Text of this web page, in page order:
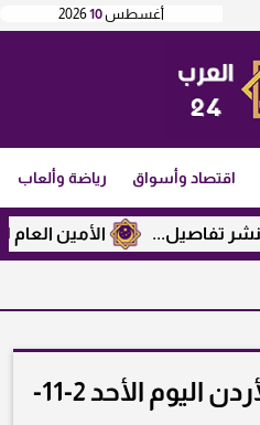
أغسطس10
2026
اقتصاد وأسواق رياضة وألعاب
الأمين العام لرابطة
سعر الذهب في الأردن اليوم الأحد 2-11-